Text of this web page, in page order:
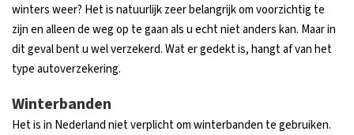
winters weer? Het is natuurlijk zeer belangrijk om voorzichtig te
zijn en alleen de weg op te gaan als u echt niet anders kan. Maar in
dit geval bent u wel verzekerd. Wat er gedekt is, hangt af van het
type autoverzekering.
Winterbanden
Het is in Nederland niet verplicht om winterbanden te gebruiken.